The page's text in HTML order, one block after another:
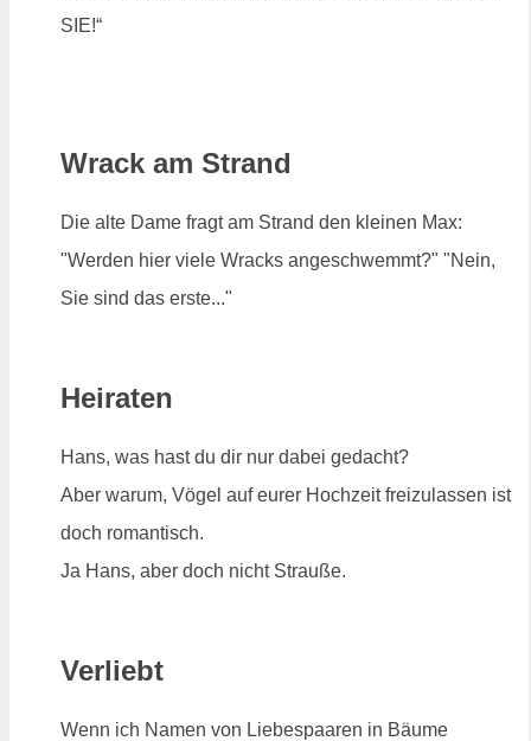
SIE!“
Wrack am Strand
Die alte Dame fragt am Strand den kleinen Max:
"Werden hier viele Wracks angeschwemmt?" "Nein,
Sie sind das erste..."
Heiraten
Hans, was hast du dir nur dabei gedacht?
Aber warum, Vögel auf eurer Hochzeit freizulassen ist
doch romantisch.
Ja Hans, aber doch nicht Strauße.
Verliebt
Wenn ich Namen von Liebespaaren in Bäume